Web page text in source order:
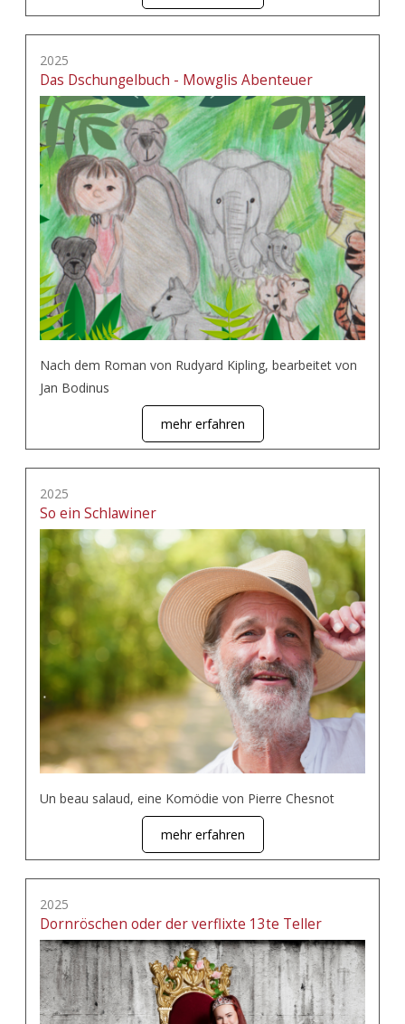
2025
Das Dschungelbuch - Mowglis Abenteuer
Nach dem Roman von Rudyard Kipling, bearbeitet von
Jan Bodinus
mehr erfahren
2025
So ein Schlawiner
Un beau salaud, eine Komödie von Pierre Chesnot
mehr erfahren
2025
Dornröschen oder der verflixte 13te Teller